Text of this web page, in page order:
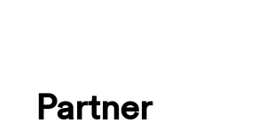
Partner